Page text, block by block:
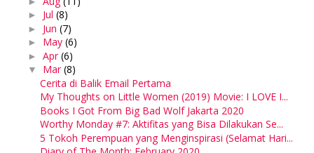
► Jul(8)
► Jun(7)
► May(6)
►Apr(6)
▼ Mar(8)
Cerita di Balik Email Pertama
My Thoughts on Little Women (2019) Movie: I LOVE I...
Books I Got From Big Bad Wolf Jakarta 2020
Worthy Monday #7: Aktifitas yang Bisa Dilakukan Se...
5 Tokoh Perempuan yang Menginspirasi (Selamat Hari...